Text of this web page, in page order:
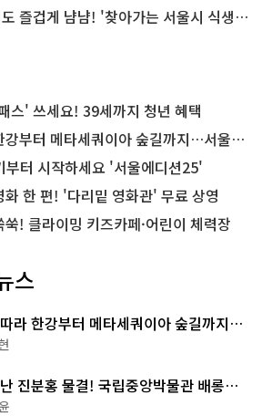
게 냠냠! '찾아가는 서울시 식생활 교육' 현장
스' 쓰세요! 39세까지 청년 혜택
메타세쿼이아 숲길까지…서울둘레길 15코스
부터 시작하세요 '서울에디션25'
화 한 편! '다리밑 영화관' 무료 상영
! 클라이밍 키즈카페·어린이 체력장
스
라 한강부터 메타세쿼이아 숲길까지…
코스
진분홍 물결! 국립중앙박물관 배롱나